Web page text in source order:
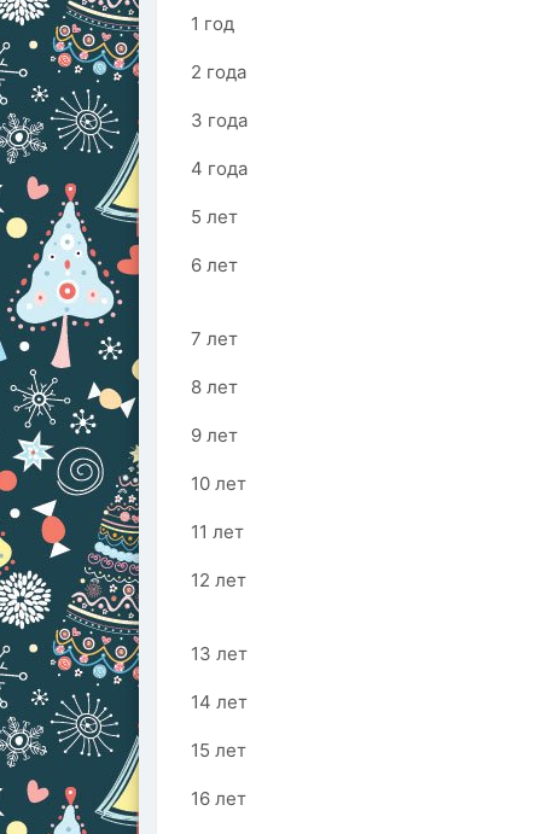
1 год
2 года
3 года
4 года
5 лет
6 лет
7 лет
8 лет
9 лет
10 лет
11 лет
12 лет
13 лет
14 лет
15 лет
16 лет